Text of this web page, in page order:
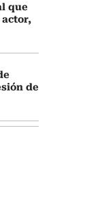
que
de